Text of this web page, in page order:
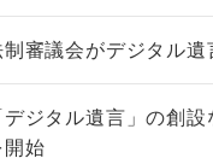
制審議会がデジタル
デジタル遺言」の創
開始